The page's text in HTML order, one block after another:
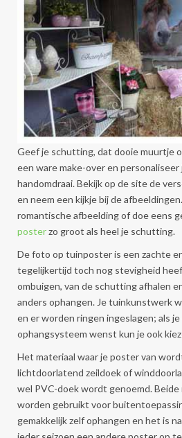
Geef je schutting, dat dooie muurtje
een ware make-over en personaliseer
handomdraai. Bekijk op de site de
en neem een kijkje bij de
romantische afbeelding of doe eens
posterzo groot als heel je schutting.
De foto op tuinposter is een zachte
tegelijkertijd toch nog stevigheid
ombuigen, van de schutting afhalen
anders ophangen. Je tuinkunstwerk
en er worden ringen ingeslagen; als
ophangsysteem wenst kun je ook
Het materiaal waar je poster van
lichtdoorlatend zeildoek of
wel PVC-doek wordt genoemd.
worden gebruikt voor
gemakkelijk zelf ophangen en het is